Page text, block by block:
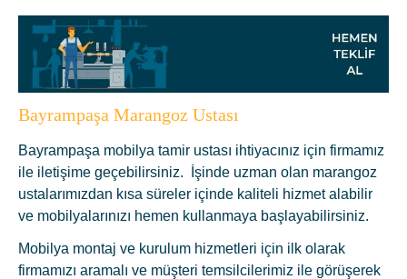
Bayrampaşa Marangoz Ustası
Bayrampaşa mobilya tamir ustası ihtiyacınız için firmamız
ile iletişime geçebilirsiniz. İşinde uzman olan marangoz
ustalarımızdan kısa süreler içinde kaliteli hizmet alabilir
ve mobilyalarınızı hemen kullanmaya başlayabilirsiniz.
Mobilya montaj ve kurulum hizmetleri için ilk olarak
firmamızı aramalı ve müşteri temsilcilerimiz ile görüşerek